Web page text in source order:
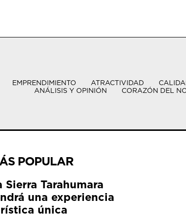
EMPRENDIMIENTO ATRACTIVIDAD
ANÁLISIS Y OPINIÓN
CORAZÓN DEL
POPULAR
Sierra Tarahumara
una experiencia
única